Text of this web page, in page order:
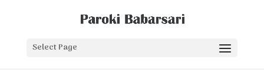
Select Page